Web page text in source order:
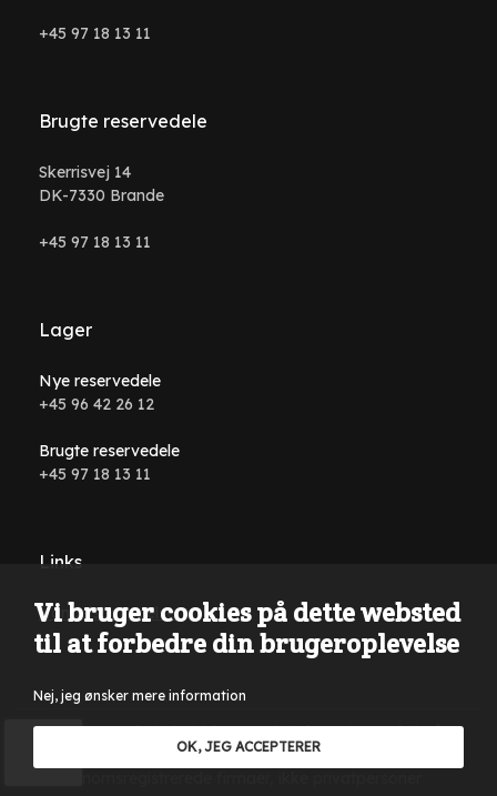
+45 97 18 13 11
Brugte reservedele
Skerrisvej 14
DK-7330 Brande
+45 97 18 13 11
Lager
Nye reservedele
+45 96 42 26 12
Brugte reservedele
+45 97 18 13 11
Links
Handelsbetingelser
Der tages forbehold for tastefejl, formuleringsfejl på
hjemmesiden samt i al annonceringsmateriale. Kun salg til
Vi bruger cookies på dette websted
til at forbedre din brugeroplevelse
Nej, jeg ønsker mere information
OK, JEG ACCEPTERER